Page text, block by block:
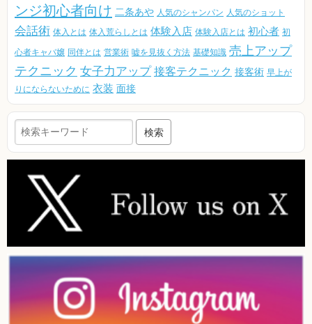
ンジ初心者向け 二条あや 人気のシャンパン 人気のショット
会話術 体入とは 体入荒らしとは 体験入店 体験入店とは 初心者 初
心者キャバ嬢 同伴とは 営業術 嘘を見抜く方法 基礎知識 売上アップ
テクニック 女子力アップ 接客テクニック 接客術 早上が
りにならないために 衣装 面接
検索